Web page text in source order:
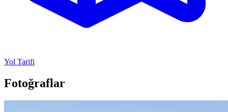
Yol Tarifi
Fotoğraflar